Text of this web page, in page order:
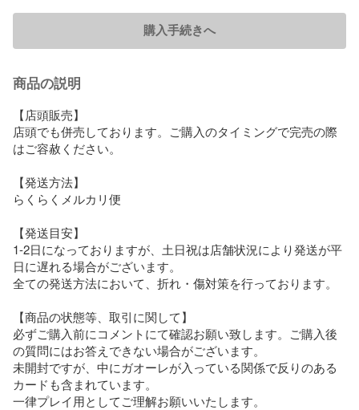
購入手続きへ
商品の説明
【店頭販売】
店頭でも併売しております。ご購入のタイミングで完売の際
はご容赦ください。
【発送方法】
らくらくメルカリ便
【発送目安】
1-2日になっておりますが、土日祝は店舗状況により発送が平
日に遅れる場合がございます。
全ての発送方法において、折れ・傷対策を行っております。
【商品の状態等、取引に関して】
必ずご購入前にコメントにて確認お願い致します。ご購入後
の質問にはお答えできない場合がございます。
未開封ですが、中にガオーレが入っている関係で反りのある
カードも含まれています。
一律プレイ用としてご理解お願いいたします。